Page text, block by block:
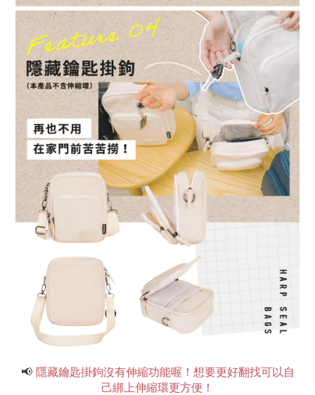
📢 隱藏鑰匙掛鉤沒有伸縮功能喔！想要更好翻找可以自
己綁上伸縮環更方便！